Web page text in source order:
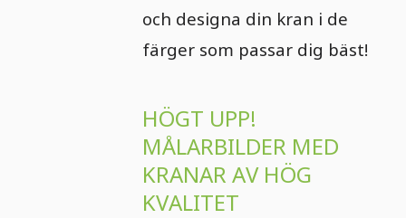
och designa din kran i de
färger som passar dig bäst!
HÖGT UPP!
MÅLARBILDER MED
KRANAR AV HÖG
KVALITET